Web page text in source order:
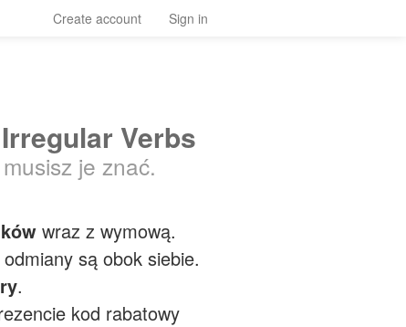
Create account Sign in
Verbs
je znać.
wraz z wymową.
są obok siebie.
.
kod rabatowy